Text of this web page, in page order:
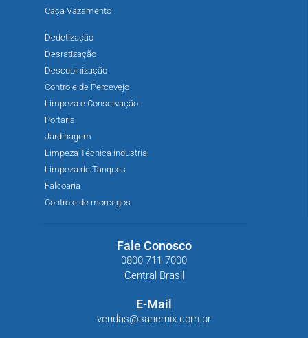
Caça Vazamento
Dedetização
Desratização
Descupinização
Controle de Percevejo
Limpeza e Conservação
Portaria
Jardinagem
Limpeza Técnica industrial
Limpeza de Tanques
Falcoaria
Controle de morcegos
Fale Conosco
0800 711 7000
Central Brasil
E-Mail
vendas@sanemix.com.br